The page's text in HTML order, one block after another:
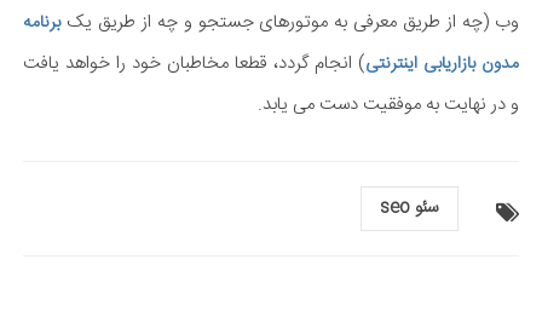
وب (چه از طریق معرفی به موتورهای جستجو و چه از طریق یکبرنامه
مدون بازاریابی اینترنتی) انجام گردد، قطعا مخاطبان خود را خواهد یافت
و در نهایت به موفقیت دست می یابد.
سئو seo